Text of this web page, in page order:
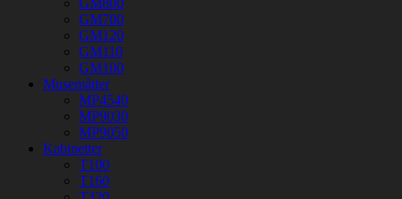
GM800
GM700
GM120
GM110
GM100
Musemåtter
MP4540
MP9030
MP9050
Kabinetter
T100
T160